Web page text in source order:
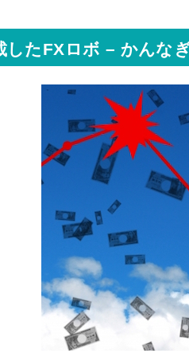
したFXロボ – かんな